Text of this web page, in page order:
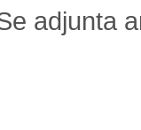
adjunta